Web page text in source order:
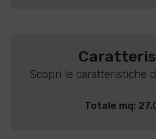
Scopri le caratteristiche
Totale mq: